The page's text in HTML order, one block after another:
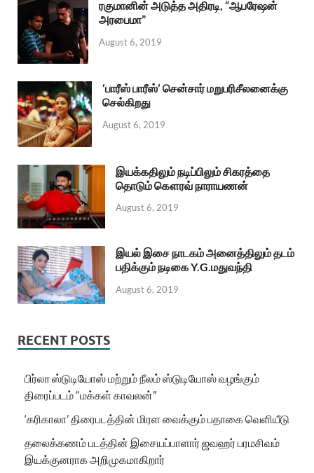
ரகுமானின் அடுத்த அதிரடி, “ஆபரேஷன்
அரபைமா”
August 6, 2019
‘பாரீஸ் பாரீஸ்’ சென்சார் மறுபரிசீலனைக்கு
செல்கிறது
August 6, 2019
இயக்கதிலும் நடிப்பிலும் சிகரத்தை
தொடும் கௌரவ் நாராயணன்
August 6, 2019
இயல் இசை நாடகம் அனைத்திலும் தடம்
பதிக்கும் நடிகை Y.G.மதுவந்தி
August 6, 2019
RECENT POSTS
பிர்லா ஸ்டுடியோஸ் மற்றும் நீலம் ஸ்டுடியோஸ் வழங்கும்
திரைப்படம் “மக்கள் காவலன்”
‘கரிகாலா’ திரைபடத்தின் மிரள வைக்கும் பதாகை வெளியீடு
தலைக்கணம் படத்தின் இசையப்பாளார் ஜவஹர் பரமசிவம்
இயக்குனராக அறிமுகமாகிறார்